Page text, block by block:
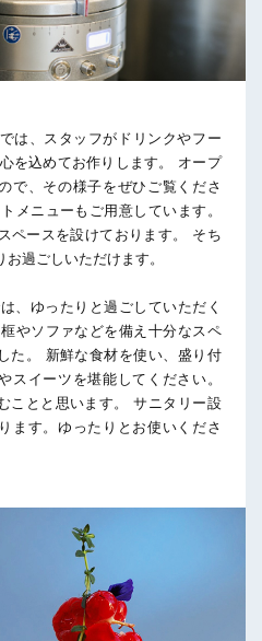
は、スタッフがドリンクやフー
を込めてお作りします。
オープ
で、その様子をぜひご覧くださ
メニューもご用意しています。
ペースを設けております。
そち
お過ごしいただけます。
、ゆったりと過ごしていただく
框やソファなどを備え十分なスペ
た。
新鮮な食材を使い、盛り付
スイーツを堪能してください。
ことと思います。
サニタリー設
ます。ゆったりとお使いくださ